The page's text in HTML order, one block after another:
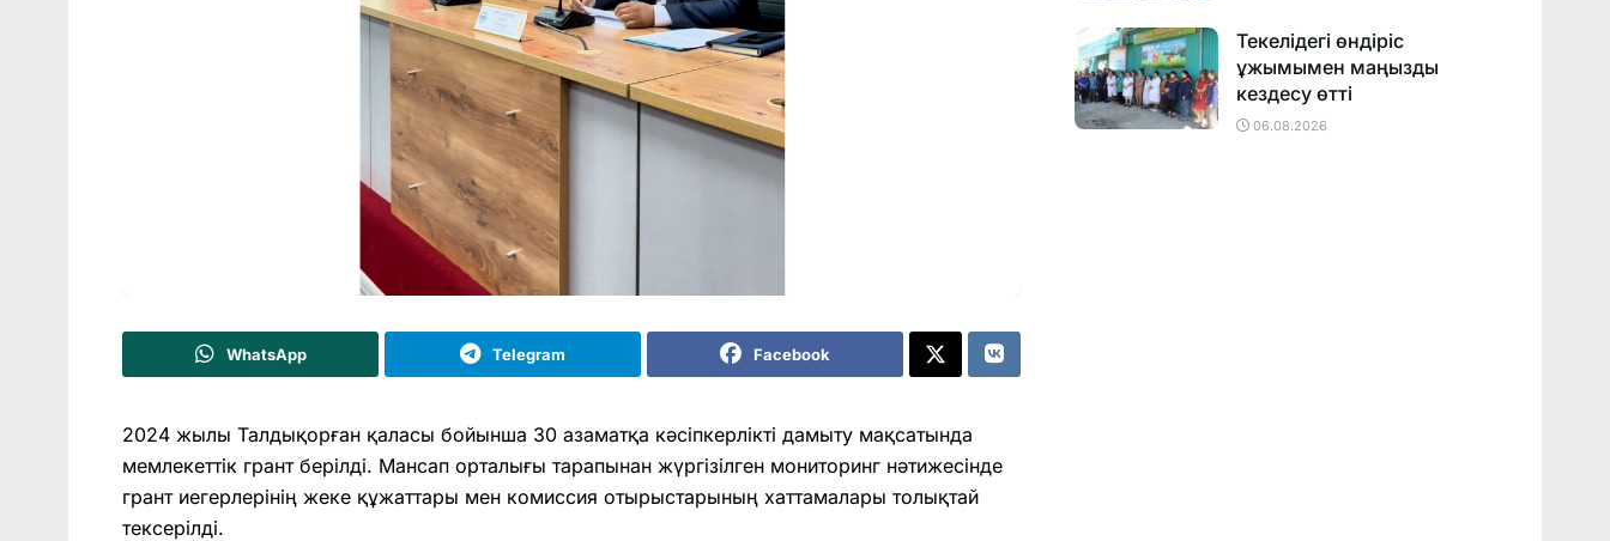
WhatsApp Telegram Facebook
2024 жылы Талдықорған қаласы бойынша 30 азаматқа кәсіпкерлікті дамыту мақсатында
мемлекеттік грант берілді. Мансап орталығы тарапынан жүргізілген мониторинг нәтижесінде
грант иегерлерінің жеке құжаттары мен комиссия отырыстарының хаттамалары толықтай
тексерілді.
Текелідегі өндіріс
ұжымымен маңызды
кездесу өтті
06.08.2026